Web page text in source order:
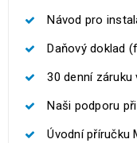
Návod pro
Daňový doklad
30 denní záruku
Naši podporu
Úvodní